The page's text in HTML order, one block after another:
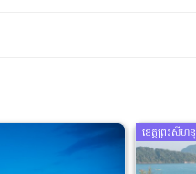
ខេត្តព្រះសីហនុ